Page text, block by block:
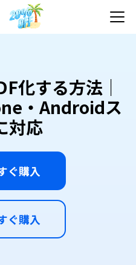
化する方法｜
・Androidス
対応
ぐ購入
ぐ購入